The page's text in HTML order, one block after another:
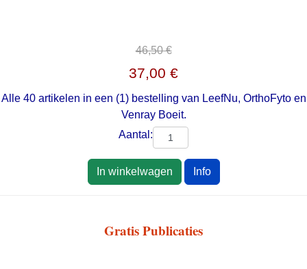
46,50 €
37,00 €
Alle 40 artikelen in een (1) bestelling van LeefNu, OrthoFyto en
Venray Boeit.
Aantal:
In winkelwagen Info
Gratis Publicaties